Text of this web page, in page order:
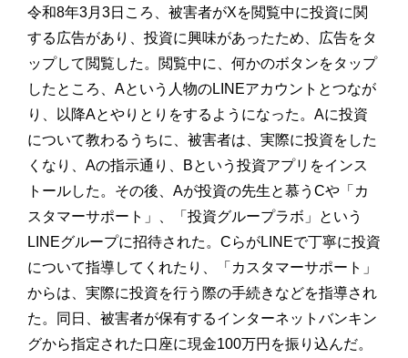
令和8年3月3日ころ、被害者がXを閲覧中に投資に関
する広告があり、投資に興味があったため、広告をタ
ップして閲覧した。閲覧中に、何かのボタンをタップ
したところ、Aという人物のLINEアカウントとつなが
り、以降Aとやりとりをするようになった。Aに投資
について教わるうちに、被害者は、実際に投資をした
くなり、Aの指示通り、Bという投資アプリをインス
トールした。その後、Aが投資の先生と慕うCや「カ
スタマーサポート」、「投資グループラボ」という
LINEグループに招待された。CらがLINEで丁寧に投資
について指導してくれたり、「カスタマーサポート」
からは、実際に投資を行う際の手続きなどを指導され
た。同日、被害者が保有するインターネットバンキン
グから指定された口座に現金100万円を振り込んだ。